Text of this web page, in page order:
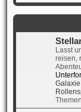
Lasst
reisen,